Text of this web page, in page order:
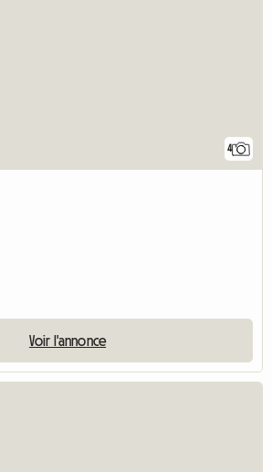
4
Voir l'annonce